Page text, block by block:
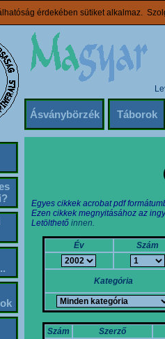
érdekében sütiket alkalmaz.
Ásványbörzék Táborok
Egyes cikkek acrobat pdf
Ezen cikkek megnyitásához az
Letölthető innen.
Év Szám
Kategória
Szám
Szerző